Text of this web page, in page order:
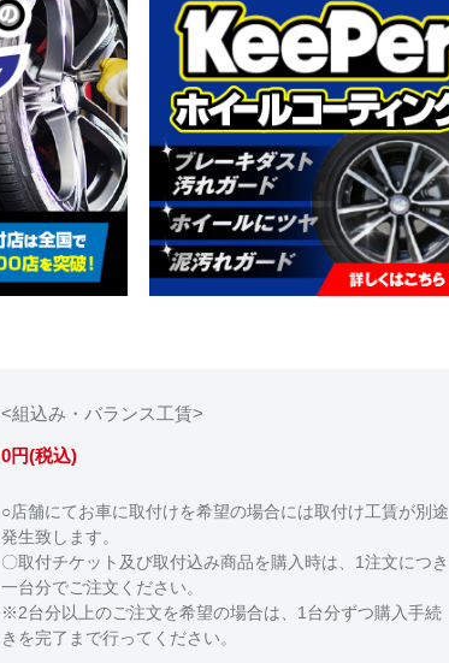
<組込み・バランス工賃>
0円(税込)
○店舗にてお車に取付けを希望の場合には取付け工賃が別途
発生致します。
〇取付チケット及び取付込み商品を購入時は、1注文につき
一台分でご注文ください。
※2台分以上のご注文を希望の場合は、1台分ずつ購入手続
きを完了まで行ってください。